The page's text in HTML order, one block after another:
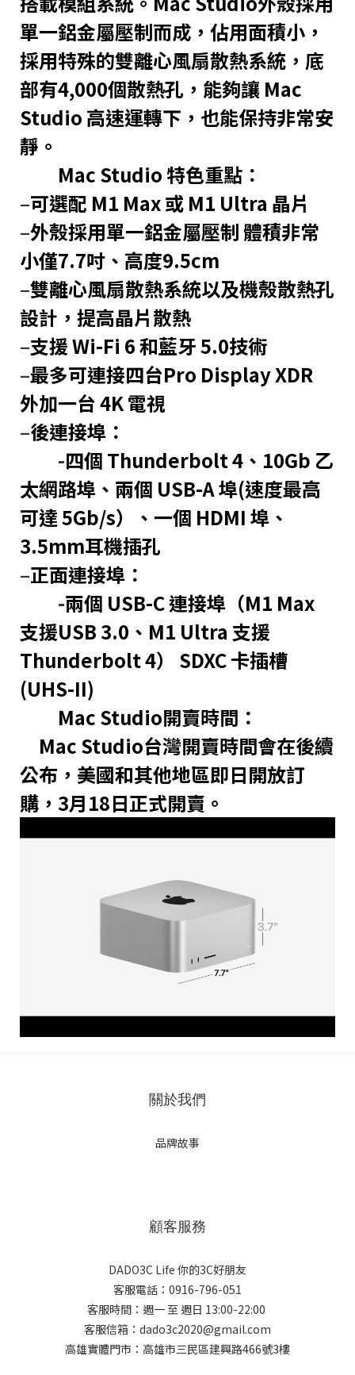
單一鋁金屬壓制而成，佔用面積小，
採用特殊的雙離心風扇散熱系統，底
部有4,000個散熱孔，能夠讓 Mac
Studio 高速運轉下，也能保持非常安
靜。
Mac Studio 特色重點：
–可選配 M1 Max 或 M1 Ultra 晶片
–外殼採用單一鋁金屬壓制 體積非常
小僅7.7吋、高度9.5cm
–雙離心風扇散熱系統以及機殼散熱孔
設計，提高晶片散熱
–支援 Wi-Fi 6 和藍牙 5.0技術
–最多可連接四台Pro Display XDR
外加一台 4K 電視
–後連接埠：
-四個 Thunderbolt 4、10Gb 乙
太網路埠、兩個 USB-A 埠(速度最高
可達 5Gb/s）、一個 HDMI 埠、
3.5mm耳機插孔
–正面連接埠：
-兩個 USB-C 連接埠（M1 Max
支援USB 3.0、M1 Ultra 支援
Thunderbolt 4） SDXC 卡插槽
(UHS-II)
Mac Studio開賣時間：
Mac Studio台灣開賣時間會在後續
公布，美國和其他地區即日開放訂
購，3月18日正式開賣。
關於我們
品牌故事
顧客服務
DADO3C Life 你的3C好朋友
客服電話：0916-796-051
客服時間：週一 至 週日 13:00-22:00
客服信箱：dado3c2020@gmail.com
高雄實體門市：高雄市三民區建興路466號3樓